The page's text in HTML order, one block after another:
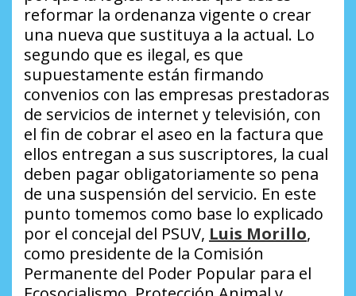
reformar la ordenanza vigente o crear
una nueva que sustituya a la actual. Lo
segundo que es ilegal, es que
supuestamente están firmando
convenios con las empresas prestadoras
de servicios de internet y televisión, con
el fin de cobrar el aseo en la factura que
ellos entregan a sus suscriptores, la cual
deben pagar obligatoriamente so pena
de una suspensión del servicio. En este
punto tomemos como base lo explicado
por el concejal del PSUV, Luis Morillo,
como presidente de la Comisión
Permanente del Poder Popular para el